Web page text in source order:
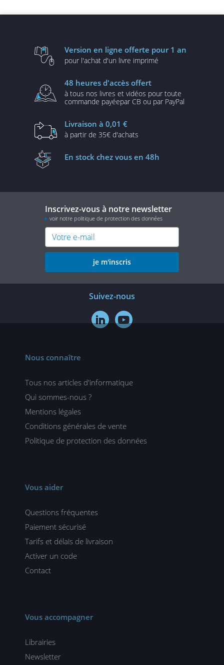
corrigés) -
Version en ligne offerte pour 1 an
pour l'achat d'un livre imprimé
48 heures d'accès offert
à tous nos livres et vidéos pour toute
commande payéepar CB ou par PayPal
Livraison à 0,01 €
à partir de 35€ d'achats
En stock chez vous en 48h
Inscrivez-vous à notre newsletter
voir notre politique de protection des données
je m'inscris
Suivez-nous
 
Nous connaître
Tous nos articles d'informatique
Qui sommes-nous ?
Mentions légales
Conditions générales de vente
Politique de protection des données
Vous aider
Questions fréquentes
Paiement sécurisé
Tarifs et délais de livraison
Activer un code
Contact
Vous accompagner
Librairies
Newsletter